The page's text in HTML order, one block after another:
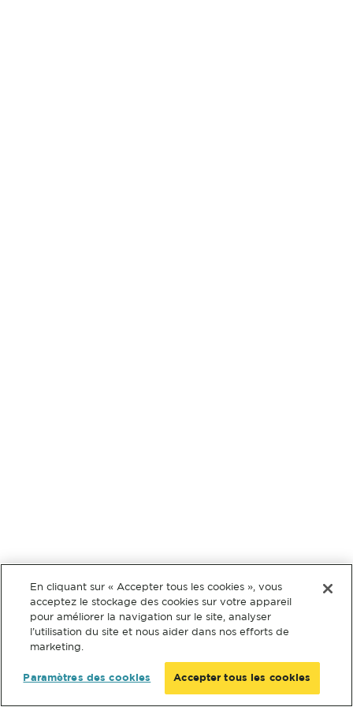
En cliquant sur « Accepter tous les cookies », vous
acceptez le stockage des cookies sur votre appareil
pour améliorer la navigation sur le site, analyser
l’utilisation du site et nous aider dans nos efforts de
marketing.
Paramètres des cookies Accepter tous les cookies